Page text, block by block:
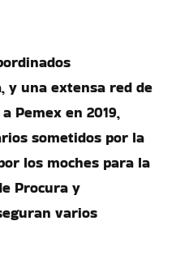
y una extensa red de
Pemex en 2019,
sometidos por la
los moches para la
Procura y
varios